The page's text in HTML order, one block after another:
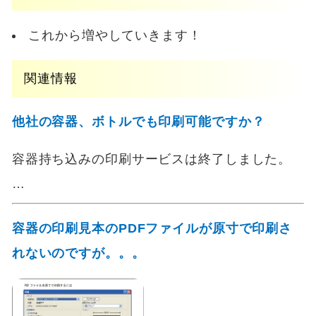
これから増やしていきます！
関連情報
他社の容器、ボトルでも印刷可能ですか？
容器持ち込みの印刷サービスは終了しました。
…
容器の印刷見本のPDFファイルが原寸で印刷さ
れないのですが。。。